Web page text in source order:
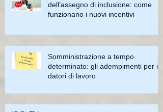
dell’assegno di inclusione: come
funzionano i nuovi incentivi
Somministrazione a tempo
determinato: gli adempimenti per i
datori di lavoro